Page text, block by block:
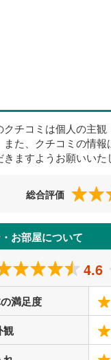
クチコミは個人の主
また、クチコミの情
きますようお願いいた
総合評価
お部屋について
4.6
満足度
観